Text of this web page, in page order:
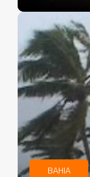
BAHIA